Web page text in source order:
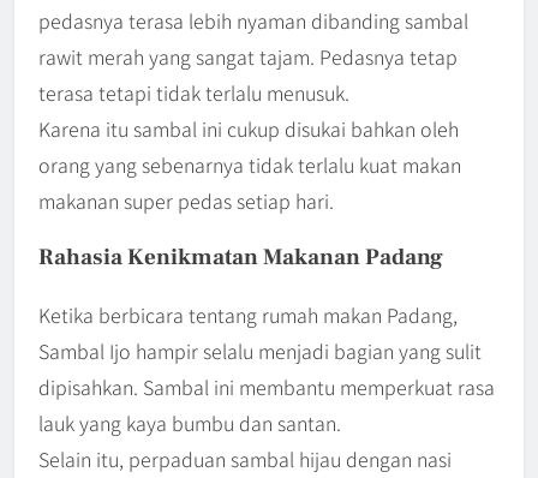
pedasnya terasa lebih nyaman dibanding sambal
rawit merah yang sangat tajam. Pedasnya tetap
terasa tetapi tidak terlalu menusuk.
Karena itu sambal ini cukup disukai bahkan oleh
orang yang sebenarnya tidak terlalu kuat makan
makanan super pedas setiap hari.
Rahasia Kenikmatan Makanan Padang
Ketika berbicara tentang rumah makan Padang,
Sambal Ijo hampir selalu menjadi bagian yang sulit
dipisahkan. Sambal ini membantu memperkuat rasa
lauk yang kaya bumbu dan santan.
Selain itu, perpaduan sambal hijau dengan nasi